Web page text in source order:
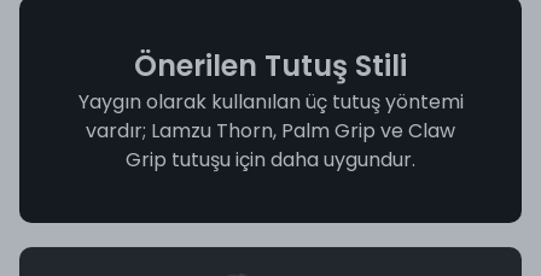
Önerilen Tutuş Stili
Yaygın olarak kullanılan üç tutuş yöntemi
vardır; Lamzu Thorn, Palm Grip ve Claw
Grip tutuşu için daha uygundur.